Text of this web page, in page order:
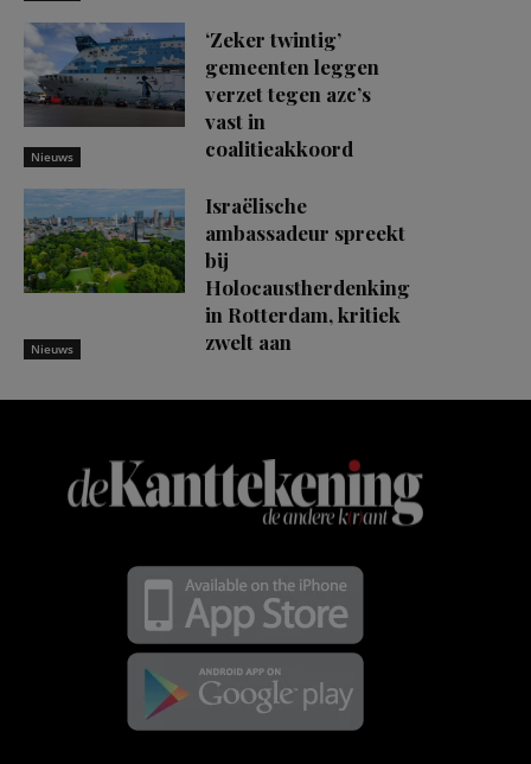
Nieuws
‘Zeker twintig’
gemeenten leggen
verzet tegen azc’s
vast in
coalitieakkoord
Nieuws
Israëlische
ambassadeur spreekt
bij
Holocaustherdenking
in Rotterdam, kritiek
zwelt aan